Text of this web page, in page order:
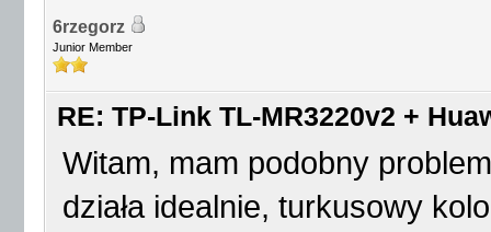
6rzegorz
Junior Member
RE: TP-Link TL-MR3220v2 +
Witam, mam podobny
działa idealnie, turkusowy